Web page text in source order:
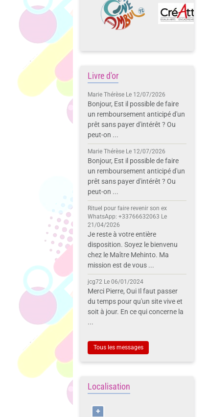
Livre d'or
Marie Thérèse Le 12/07/2026
Bonjour, Est il possible de faire
un remboursement anticipé d'un
prêt sans payer d'intérêt ? Ou
peut-on ...
Marie Thérèse Le 12/07/2026
Bonjour, Est il possible de faire
un remboursement anticipé d'un
prêt sans payer d'intérêt ? Ou
peut-on ...
Rituel pour faire revenir son ex
WhatsApp: +33766632063 Le
21/04/2026
Je reste à votre entière
disposition. Soyez le bienvenu
chez le Maître Mehinto. Ma
mission est de vous ...
jcg72 Le 06/01/2024
Merci Pierre, Oui Il faut passer
du temps pour qu'un site vive et
soit à jour. En ce qui concerne la
...
Tous les messages
Localisation
+